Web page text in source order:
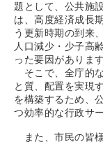
題として、公共施
は、高度経済成長
う更新時期の到来
人口減少・少子高
った要因があります
そこで、全庁的
と質、配置を実現
を構築するため、
つ効率的な行政サ
また、市民の皆